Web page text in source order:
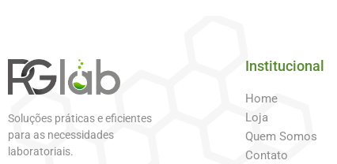
Soluções práticas e eficientes
para as necessidades
laboratoriais.
Institucional
Home
Loja
Quem Somos
Contato